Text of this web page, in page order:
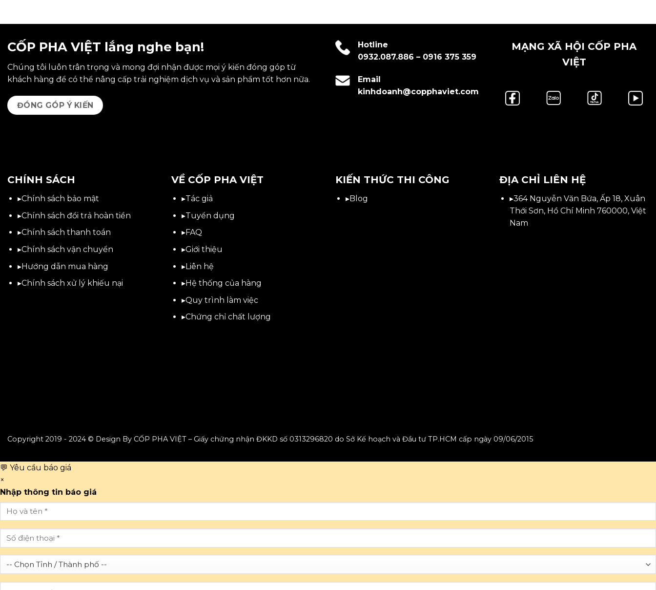
CỐP PHA VIỆT lắng nghe bạn!
Chúng tôi luôn trân trọng và mong đợi nhận được mọi ý kiến đóng góp từ
khách hàng để có thể nâng cấp trải nghiệm dịch vụ và sản phẩm tốt hơn nữa.
ĐÓNG GÓP Ý KIẾN
Hotline
0932.087.886 – 0916 375 359
Email
kinhdoanh@copphaviet.com
MẠNG XÃ HỘI CỐP PHA
VIỆT
CHÍNH SÁCH
▸Chính sách bảo mật
▸Chính sách đổi trả hoàn tiền
▸Chính sách thanh toán
▸Chính sách vận chuyển
▸Hướng dẫn mua hàng
▸Chính sách xử lý khiếu nại
VỀ CỐP PHA VIỆT
▸Tác giả
▸Tuyển dụng
▸FAQ
▸Giới thiệu
▸Liên hệ
▸Hệ thống của hàng
▸Quy trình làm việc
▸Chứng chỉ chất lượng
KIẾN THỨC THI CÔNG
▸Blog
ĐỊA CHỈ LIÊN HỆ
▸364 Nguyễn Văn Bứa, Ấp 18, Xuân
Thới Sơn, Hồ Chí Minh 760000, Việt
Nam
Copyright 2019 - 2024 © Design By CỐP PHA VIỆT – Giấy chứng nhận ĐKKD số 0313296820 do Sở Kế hoạch và Đầu tư TP.HCM cấp ngày 09/06/2015
💬 Yêu cầu báo giá
×
Nhập thông tin báo giá